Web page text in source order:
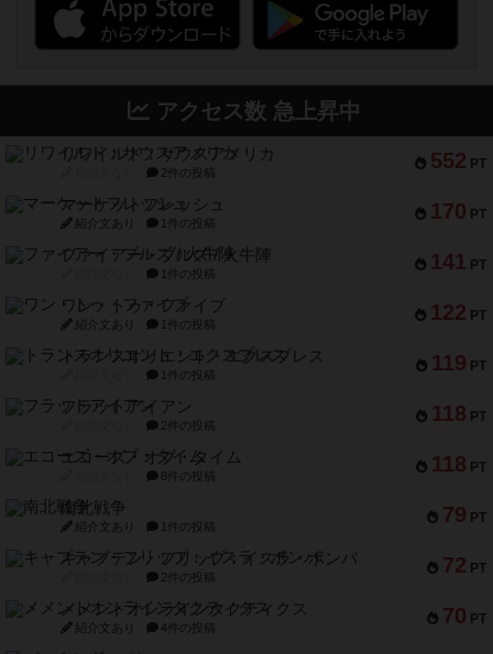
アクセス数 急上昇中
552 PT
リワイルド：サウスアメリカ
2件の投稿
170 PT
マーケットフレッシュ
紹介文あり 1件の投稿
141 PT
ファイアー・ブルズ / 火牛陣
1件の投稿
122 PT
ワン・トゥ・ファイブ
紹介文あり 1件の投稿
119 PT
トランスオリエント・エクスプレス
1件の投稿
118 PT
フラットアイアン
2件の投稿
118 PT
エコーズ・オブ・タイム
8件の投稿
79 PT
南北戦争
紹介文あり 1件の投稿
72 PT
キャプテン・フリップ：イスラ・ボンバ
2件の投稿
70 PT
メメントオンラインタクティクス
紹介文あり 4件の投稿